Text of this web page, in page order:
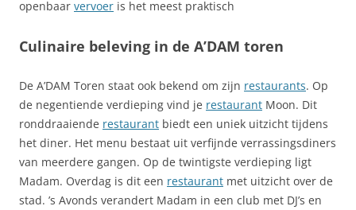
openbaar vervoer is het meest praktisch
Culinaire beleving in de A’DAM toren
De A’DAM Toren staat ook bekend om zijn restaurants. Op
de negentiende verdieping vind je restaurant Moon. Dit
ronddraaiende restaurant biedt een uniek uitzicht tijdens
het diner. Het menu bestaat uit verfijnde verrassingsdiners
van meerdere gangen. Op de twintigste verdieping ligt
Madam. Overdag is dit een restaurant met uitzicht over de
stad. ’s Avonds verandert Madam in een club met DJ’s en